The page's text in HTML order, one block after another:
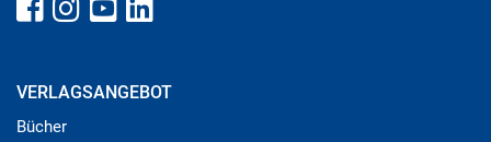
VERLAGSANGEBOT
Bücher